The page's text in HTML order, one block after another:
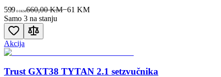
599 00KM660,00 KM−61 KM
Samo 3 na stanju
Akcija
Trust GXT38 TYTAN 2.1 setzvučnika